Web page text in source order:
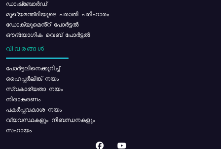
ഡാഷ്ബോർഡ്
മുഖ്യമന്ത്രിയുടെ പരാതി പരിഹാരം
ഡോക്യുമെൻ്റ് പോർട്ടൽ
ഔദ്യോഗിക വെബ് പോർട്ടൽ
വിവരങ്ങൾ
പോര്‍ട്ടലിനെക്കുറിച്ച്
ഹൈപ്പർലിങ്ക് നയം
സ്വകാര്യതാ നയം
നിരാകരണം
പകർപ്പവകാശ നയം
വ്യവസ്ഥകളും നിബന്ധനകളും
സഹായം